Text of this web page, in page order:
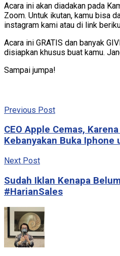
Acara ini akan diadakan pada
Zoom. Untuk ikutan, kamu bisa
instagram kami atau di link
Acara ini GRATIS dan banyak
disiapkan khusus buat kamu.
Sampai jumpa!
Previous Post
CEO Apple Cemas,
Kebanyakan Buka Iphone
Next Post
Sudah Iklan Kenapa
#HarianSales